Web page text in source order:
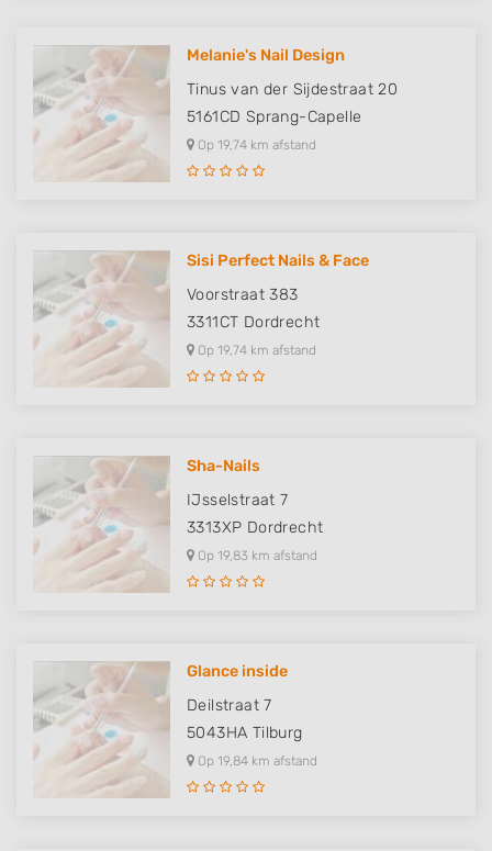
Melanie's Nail Design
Tinus van der Sijdestraat 20
5161CD Sprang-Capelle
Op 19,74 km afstand
Sisi Perfect Nails & Face
Voorstraat 383
3311CT Dordrecht
Op 19,74 km afstand
Sha-Nails
IJsselstraat 7
3313XP Dordrecht
Op 19,83 km afstand
Glance inside
Deilstraat 7
5043HA Tilburg
Op 19,84 km afstand